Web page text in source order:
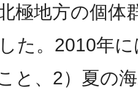
極地方の個
た。2010年
と、2）夏の